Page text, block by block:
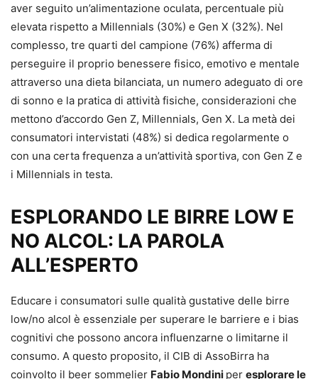
aver seguito un’alimentazione oculata, percentuale più
elevata rispetto a Millennials (30%) e Gen X (32%). Nel
complesso, tre quarti del campione (76%) afferma di
perseguire il proprio benessere fisico, emotivo e mentale
attraverso una dieta bilanciata, un numero adeguato di ore
di sonno e la pratica di attività fisiche, considerazioni che
mettono d’accordo Gen Z, Millennials, Gen X. La metà dei
consumatori intervistati (48%) si dedica regolarmente o
con una certa frequenza a un’attività sportiva, con Gen Z e
i Millennials in testa.
ESPLORANDO LE BIRRE LOW E
NO ALCOL: LA PAROLA
ALL’ESPERTO
Educare i consumatori sulle qualità gustative delle birre
low/no alcol è essenziale per superare le barriere e i bias
cognitivi che possono ancora influenzarne o limitarne il
consumo. A questo proposito, il CIB di AssoBirra ha
coinvolto il beer sommelier Fabio Mondini per esplorare le